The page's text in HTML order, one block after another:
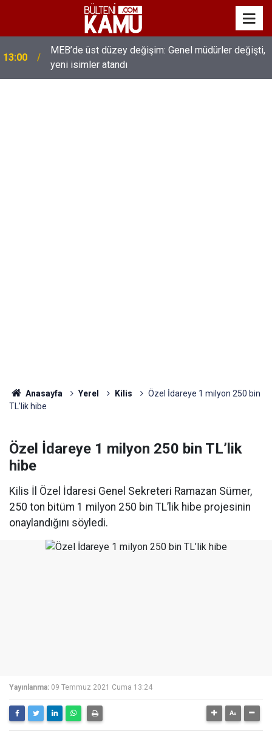
13:00
MEB’de üst düzey değişim: Genel müdürler değişti,
yeni isimler atandı
Anasayfa Yerel Kilis
Özel İdareye 1 milyon 250 bin
TL’lik hibe
Özel İdareye 1 milyon 250 bin TL’lik
hibe
Kilis İl Özel İdaresi Genel Sekreteri Ramazan Sümer,
250 ton bitüm 1 milyon 250 bin TL’lik hibe projesinin
onaylandığını söyledi.
Yayınlanma: 09 Temmuz 2021 Cuma 13:24